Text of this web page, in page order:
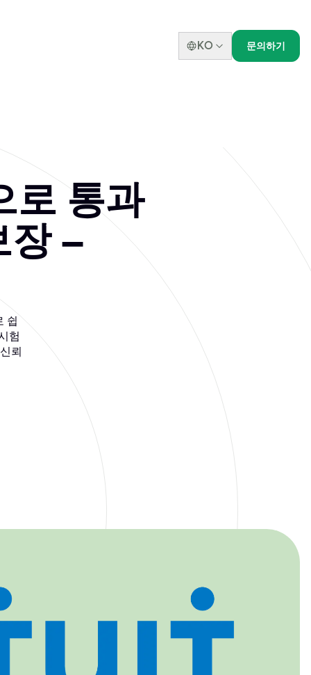
KO 문의하기
으로 Intuit 시험을 치르고 첫 시도에 합격하실 수 있습니
로 통과
장 –
쉽
험
뢰